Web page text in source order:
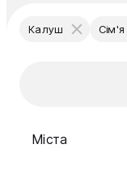
Калуш Сім'я
Міста